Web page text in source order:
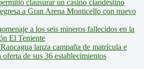
clausurar un casino clandestino
a Gran Arena Monticello con nuevo
a los seis mineros fallecidos en la
El Teniente
lanza campaña de matrícula e
de sus 36 establecimientos